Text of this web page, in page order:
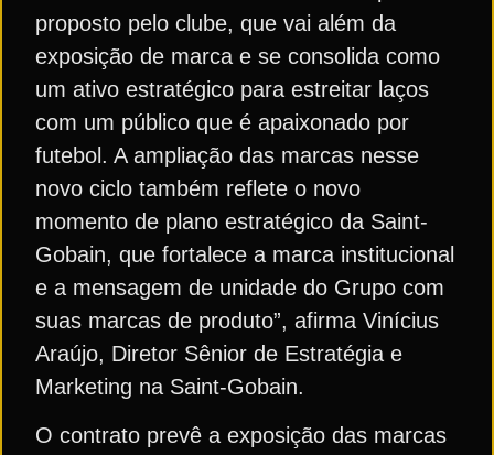
proposto pelo clube, que vai além da
exposição de marca e se consolida como
um ativo estratégico para estreitar laços
com um público que é apaixonado por
futebol. A ampliação das marcas nesse
novo ciclo também reflete o novo
momento de plano estratégico da Saint-
Gobain, que fortalece a marca institucional
e a mensagem de unidade do Grupo com
suas marcas de produto”, afirma Vinícius
Araújo, Diretor Sênior de Estratégia e
Marketing na Saint-Gobain.
O contrato prevê a exposição das marcas